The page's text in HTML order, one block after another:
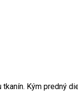
Kým predný